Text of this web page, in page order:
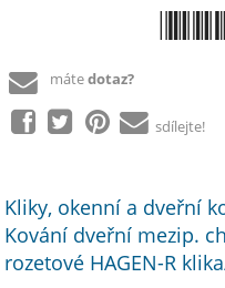
mátedotaz?
sdílejte!
Kliky, okenní a dveřní
Kování dveřní mezip.
rozetové HAGEN-R